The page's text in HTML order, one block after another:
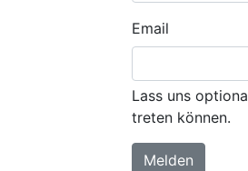
Email
Lass uns
treten können.
Melden